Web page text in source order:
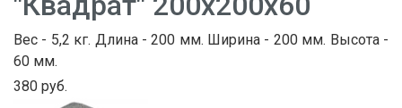
Вес - 5,2 кг. Длина - 200 мм. Ширина - 200 мм. Высота -
60 мм.
380 руб.